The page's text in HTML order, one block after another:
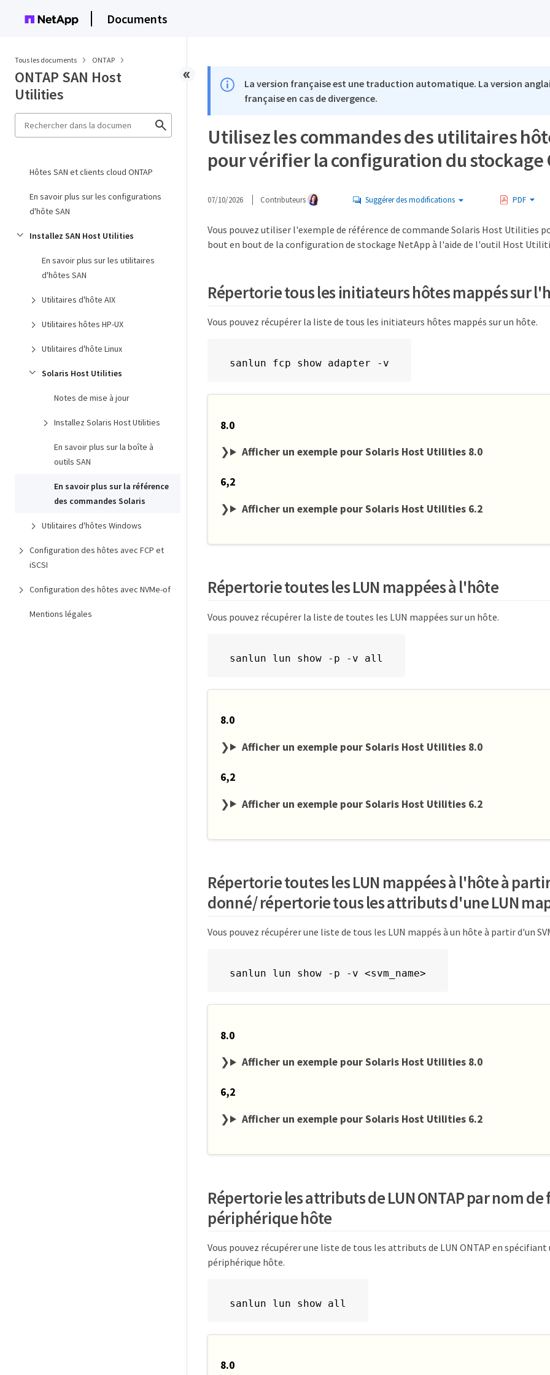
Documents
Tous les documents ONTAP
ONTAP SAN Host
Utilities
Hôtes SAN et clients cloud ONTAP
En savoir plus sur les configurations
d'hôte SAN
Installez SAN Host Utilities
En savoir plus sur les utilitaires
d'hôtes SAN
Utilitaires d'hôte AIX
Utilitaires hôtes HP-UX
Utilitaires d'hôte Linux
Solaris Host Utilities
Notes de mise à jour
Installez Solaris Host Utilities
En savoir plus sur la boîte à
outils SAN
En savoir plus sur la référence
des commandes Solaris
Utilitaires d'hôtes Windows
Configuration des hôtes avec FCP et
iSCSI
Configuration des hôtes avec NVMe-of
Mentions légales
La version française est une traduction automatique. La version
française en cas de divergence.
Utilisez les commandes des utilitaires
pour vérifier la configuration du stockage
07/10/2026 Contributeurs Suggérer des modifications PDF
Vous pouvez utiliser l'exemple de référence de commande Solaris Host Utilities
bout en bout de la configuration de stockage NetApp à l'aide de l'outil Host
Répertorie tous les initiateurs hôtes mappés sur
Vous pouvez récupérer la liste de tous les initiateurs hôtes mappés sur un hôte.
sanlun fcp show adapter -v
8.0
Afficher un exemple pour Solaris Host Utilities 8.0
6,2
Afficher un exemple pour Solaris Host Utilities 6.2
Répertorie toutes les LUN mappées à l'hôte
Vous pouvez récupérer la liste de toutes les LUN mappées sur un hôte.
sanlun lun show -p -v all
8.0
Afficher un exemple pour Solaris Host Utilities 8.0
6,2
Afficher un exemple pour Solaris Host Utilities 6.2
Répertorie toutes les LUN mappées à l'hôte à
donné/ répertorie tous les attributs d'une LUN
Vous pouvez récupérer une liste de tous les LUN mappés à un hôte à partir d'un
sanlun lun show -p -v <svm_name>
8.0
Afficher un exemple pour Solaris Host Utilities 8.0
6,2
Afficher un exemple pour Solaris Host Utilities 6.2
Répertorie les attributs de LUN ONTAP par nom
périphérique hôte
Vous pouvez récupérer une liste de tous les attributs de LUN ONTAP en
périphérique hôte.
sanlun lun show all
8.0